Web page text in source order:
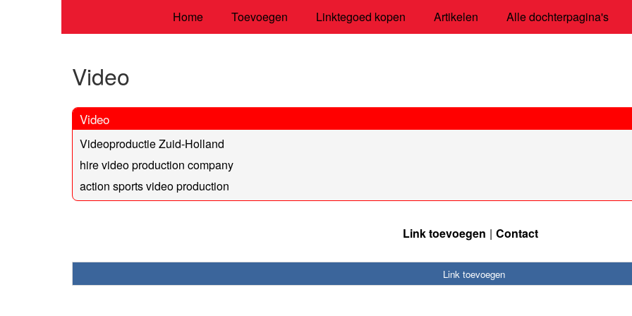
Home Toevoegen Linktegoed kopen Artikelen Alle dochterpagina's
Video
Video
Videoproductie Zuid-Holland
hire video production company
action sports video production
Link toevoegen Contact
Link toevoegen